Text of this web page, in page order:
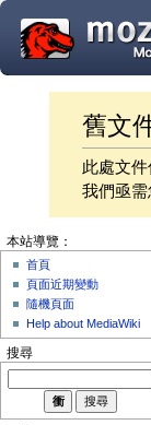
舊文
此處文
我們亟
本站導覽：
首頁
頁面近期變動
隨機頁面
Help about MediaWiki
搜尋